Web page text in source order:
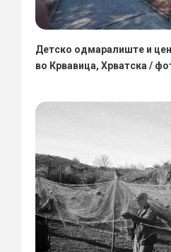
Детско одмаралиште и
во Крвавица, Хрватска /